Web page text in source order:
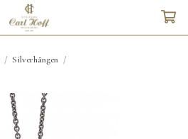
/ Silverhängen /